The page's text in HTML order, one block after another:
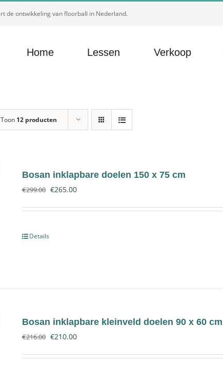
de ontwikkeling van floorball in Nederland.
Home Lessen Verkoop
Toon 12 producten
Bosan inklapbare doelen 150 x 75 cm
€299.00 €265.00
Details
Bosan inklapbare kleinveld doelen 90 x 60 cm
€216.00 €210.00